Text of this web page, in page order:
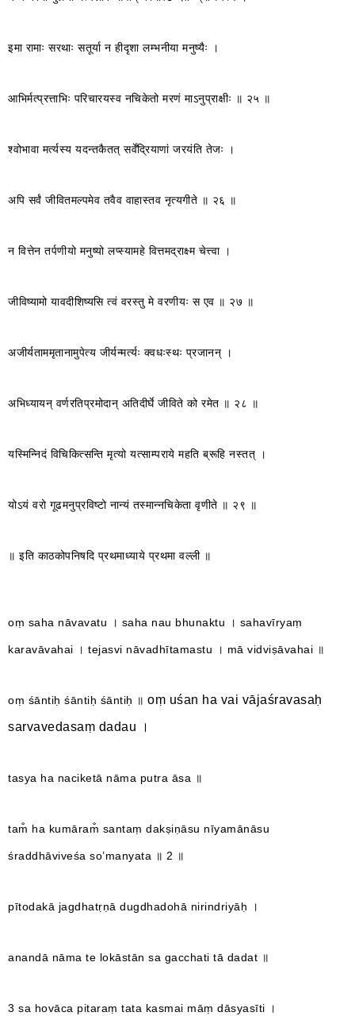
इमा रामाः सरथाः सतूर्या न हीदृशा लम्भनीया मनुष्यैः ।
आभिर्मत्प्रत्ताभिः परिचारयस्व नचिकेतो मरणं माऽनुप्राक्षीः ॥ २५ ॥
श्वोभावा मर्त्यस्य यदन्तकैतत् सर्वेंद्रियाणां जरयंति तेजः ।
अपि सर्वं जीवितमल्पमेव तवैव वाहास्तव नृत्यगीते ॥ २६ ॥
न वित्तेन तर्पणीयो मनुष्यो लप्स्यामहे वित्तमद्राक्ष्म चेत्त्वा ।
जीविष्यामो यावदीशिष्यसि त्वं वरस्तु मे वरणीयः स एव ॥ २७ ॥
अजीर्यताममृतानामुपेत्य जीर्यन्मर्त्यः क्वधःस्थः प्रजानन् ।
अभिध्यायन् वर्णरतिप्रमोदान् अतिदीर्घे जीविते को रमेत ॥ २८ ॥
यस्मिन्निदं विचिकित्सन्ति मृत्यो यत्साम्पराये महति ब्रूहि नस्तत् ।
योऽयं वरो गूढमनुप्रविष्टो नान्यं तस्मान्नचिकेता वृणीते ॥ २९ ॥
॥ इति काठकोपनिषदि प्रथमाध्याये प्रथमा वल्ली ॥
oṃ saha nāvavatu । saha nau bhunaktu । sahavīryaṃ
karavāvahai । tejasvi nāvadhītamastu । mā vidviṣāvahai ॥
oṃ śāntiḥ śāntiḥ śāntiḥ ॥ oṃ uśan ha vai vājaśravasaḥ
sarvavedasaṃ dadau ।
tasya ha naciketā nāma putra āsa ॥
tam̐ ha kumāram̐ santaṃ dakṣiṇāsu nīyamānāsu
śraddhāviveśa so’manyata ॥ 2 ॥
pītodakā jagdhatṛṇā dugdhadohā nirindriyāḥ ।
anandā nāma te lokāstān sa gacchati tā dadat ॥
3 sa hovāca pitaraṃ tata kasmai māṃ dāsyasīti ।